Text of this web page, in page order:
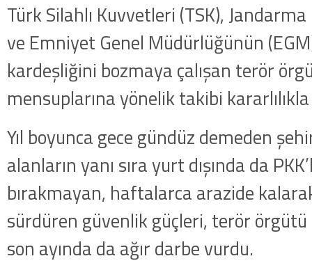
Türk Silahlı Kuvvetleri (TSK), Jandarma
ve Emniyet Genel Müdürlüğünün
kardeşliğini bozmaya çalışan terör
mensuplarına yönelik takibi
Yıl boyunca gece gündüz demeden
alanların yanı sıra yurt dışında da
bırakmayan, haftalarca arazide
sürdüren güvenlik güçleri, terör örgütü
son ayında da ağır darbe vurdu.